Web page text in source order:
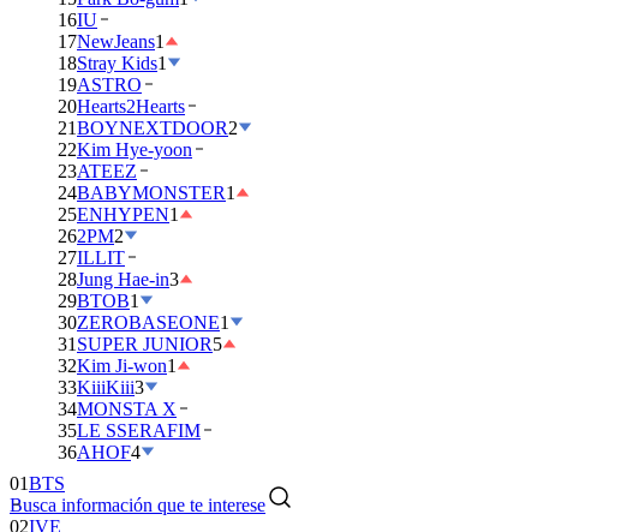
16IU
17NewJeans1
18Stray Kids1
19ASTRO
20Hearts2Hearts
21BOYNEXTDOOR2
22Kim Hye-yoon
23ATEEZ
24BABYMONSTER1
25ENHYPEN1
262PM2
27ILLIT
28Jung Hae-in3
29BTOB1
30ZEROBASEONE1
31 SUPER JUNIOR5
32Kim Ji-won1
33KiiiKiii3
34MONSTA X
35LE SSERAFIM
36AHOF4
Busca información que te interese
BTS
02IVE
03DAY6